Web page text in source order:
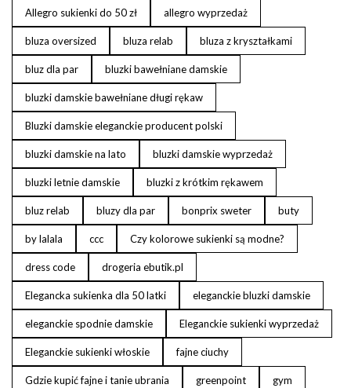
Allegro sukienki do 50 zł allegro wyprzedaż
bluza oversized bluza relab bluza z kryształkami
bluz dla par bluzki bawełniane damskie
bluzki damskie bawełniane długi rękaw
Bluzki damskie eleganckie producent polski
bluzki damskie na lato bluzki damskie wyprzedaż
bluzki letnie damskie bluzki z krótkim rękawem
bluz relab bluzy dla par bonprix sweter buty
by lalala ccc Czy kolorowe sukienki są modne?
dress code drogeria ebutik.pl
Elegancka sukienka dla 50 latki eleganckie bluzki damskie
eleganckie spodnie damskie Eleganckie sukienki wyprzedaż
Eleganckie sukienki włoskie fajne ciuchy
Gdzie kupić fajne i tanie ubrania greenpoint gym